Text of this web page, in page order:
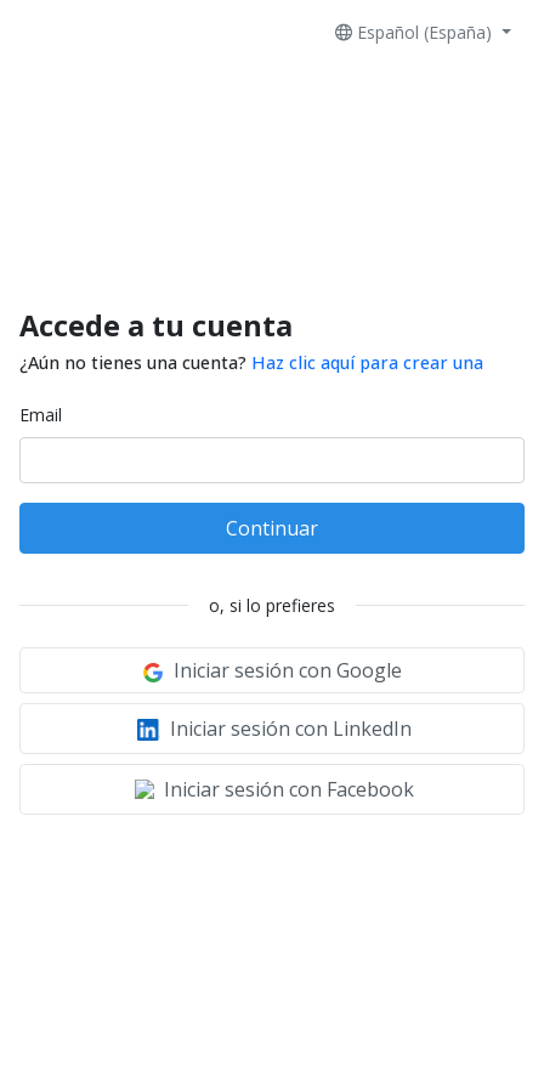
Español (España)
Accede a tu cuenta
¿Aún no tienes una cuenta? Haz clic aquí para crear una
Email
Continuar
o, si lo prefieres
Iniciar sesión con Google
Iniciar sesión con LinkedIn
Iniciar sesión con Facebook